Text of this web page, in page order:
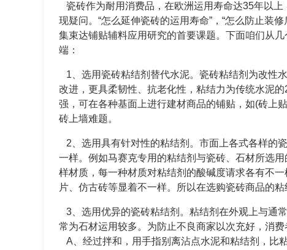
瓷砖作为耐用消费品，在欧洲运用寿命达35年以
现疑问。“怎么延伸瓷砖的运用寿命”，“怎么防止装
集束达铺贴辅料应用研究的首要课题。下面咱们从
端：
1、选用瓷砖粘结剂替代水泥。瓷砖粘结剂为改性
改进，更具柔韧性、抗老化性，粘结力为传统水泥
强，可在各种基面上进行建材商品的铺贴，如(砖上
砖上墙难题。
2、选用具有针对性的粘结剂。市面上各式各样的
一样。例如马赛克专用的粘结剂与瓷砖、石材所选
样材质，每一种材质对粘结剂的酸碱度请求各有不
片、仿古砖等显着不一样。所以在选购瓷砖商品的
3、选用优异的瓷砖粘结剂。粘结剂在外观上与通
常为石材运用较多。为防止不良商家以次充好，消
A、经过拌和，用手指别离沾点水泥和粘结剂，比